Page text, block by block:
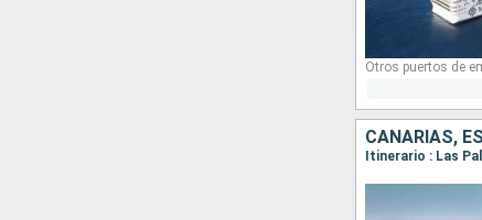
Otros puertos de
CANARIAS,
Itinerario : Las